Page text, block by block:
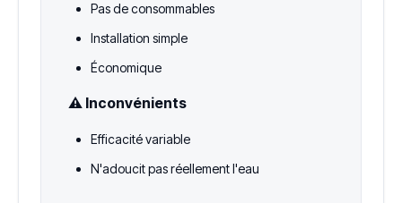
Pas de consommables
Installation simple
Économique
⚠️ Inconvénients
Efficacité variable
N'adoucit pas réellement l'eau